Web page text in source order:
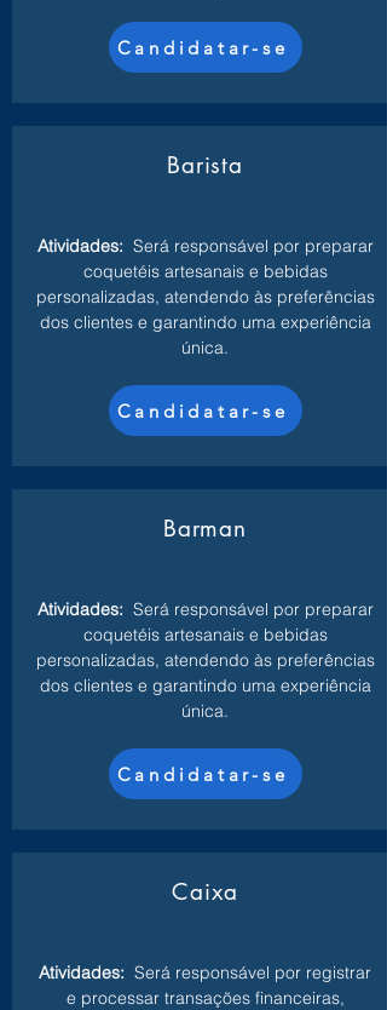
Candidatar-se
Barista
Atividades: Será responsável por preparar
coquetéis artesanais e bebidas
personalizadas, atendendo às preferências
dos clientes e garantindo uma experiência
única.
Candidatar-se
Barman
Atividades: Será responsável por preparar
coquetéis artesanais e bebidas
personalizadas, atendendo às preferências
dos clientes e garantindo uma experiência
única.
Candidatar-se
Caixa
Atividades: Será responsável por registrar
e processar transações financeiras,